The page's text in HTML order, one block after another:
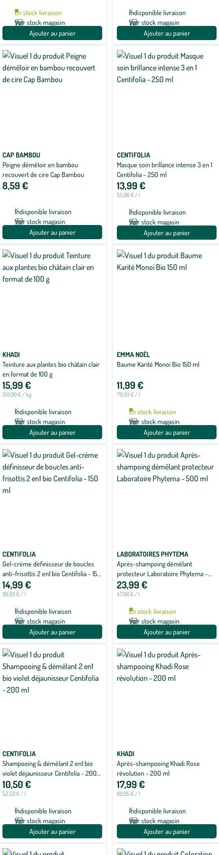
En stock livraison
Voir stock magasin
Ajouter au panier
Indisponible livraison
Voir stock magasin
Ajouter au panier
CAP BAMBOU
Peigne démêloir en bambou
recouvert de cire Cap Bambou
8,59 €
Indisponible livraison
Voir stock magasin
Ajouter au panier
CENTIFOLIA
Masque soin brillance intense 3 en 1
Centifolia - 250 ml
13,99 €
55,96 € / l
Indisponible livraison
Voir stock magasin
Ajouter au panier
KHADI
Teinture aux plantes bio châtain clair
en format de 100 g
15,99 €
159,90 € / kg
Indisponible livraison
Voir stock magasin
Ajouter au panier
EMMA NOËL
Baume Karité Monoï Bio 150 ml
11,99 €
79,93 € / l
En stock livraison
Voir stock magasin
Ajouter au panier
CENTIFOLIA
Gel-crème définisseur de boucles
anti-frisottis 2 en1 bio Centifolia - 150
ml
14,99 €
99,93 € / l
Indisponible livraison
Voir stock magasin
Ajouter au panier
LABORATOIRES PHYTEMA
Après-shampoing démêlant
protecteur Laboratoire Phytema -
500 ml
23,99 €
47,98 € / l
En stock livraison
Voir stock magasin
Ajouter au panier
CENTIFOLIA
Shampooing & démêlant 2 en1 bio
violet déjaunisseur Centifolia - 200
ml
10,50 €
52,50 € / l
Indisponible livraison
Voir stock magasin
Ajouter au panier
KHADI
Après-shampooing Khadi Rose
révolution - 200 ml
17,99 €
89,95 € / l
Indisponible livraison
Voir stock magasin
Ajouter au panier